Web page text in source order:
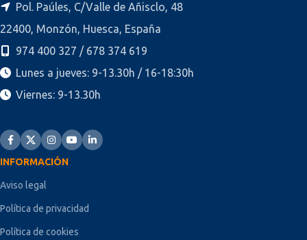
Pol. Paúles, C/Valle de Añisclo, 48
22400, Monzón, Huesca, España
974 400 327 / 678 374 619
Lunes a jueves: 9-13.30h / 16-18:30h
Viernes: 9-13.30h
INFORMACIÓN
Aviso legal
Política de privacidad
Política de cookies